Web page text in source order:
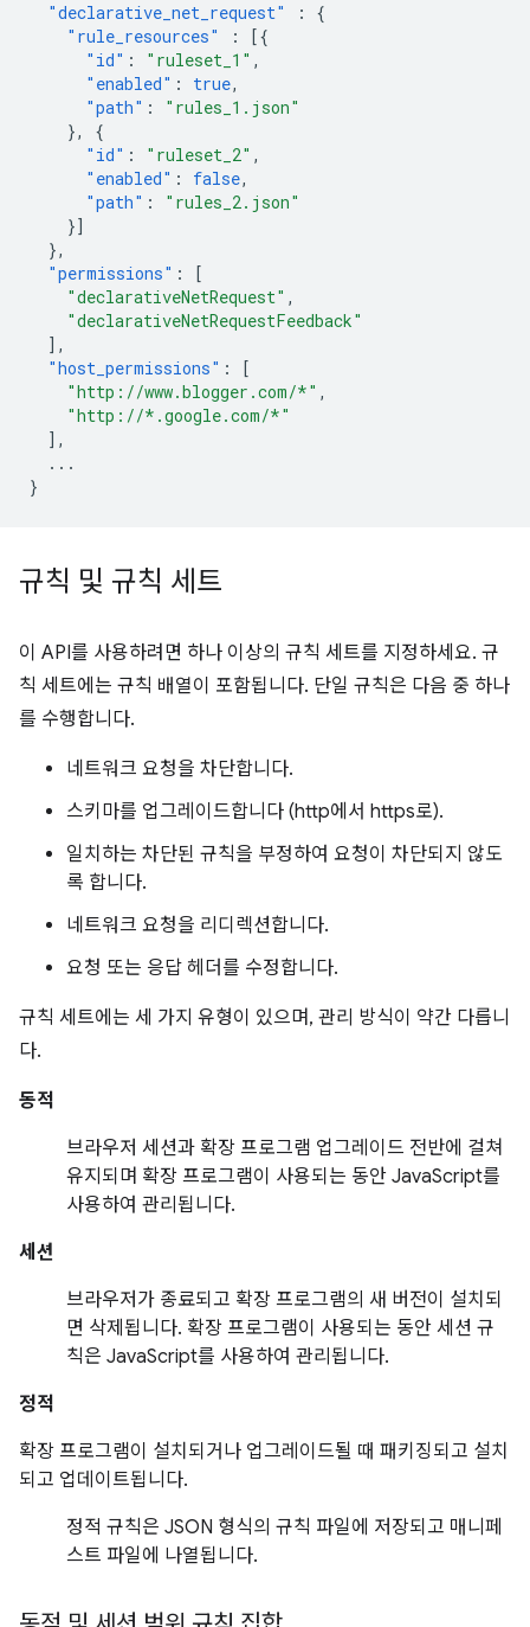
"declarative_net_request" :
{
"rule_resources"
:
[{
"id" : "ruleset_1" ,
"enabled" : true,
"path" :
"rules_1.json"
},
{
"id" : "ruleset_2" ,
"enabled" : false,
"path" :
"rules_2.json"
}]
},
"permissions" :
[
"declarativeNetRequest" ,
"declarativeNetRequestFeedback"
],
"host_permissions" :
[
"http://www.blogger.com/*" ,
"http://*.google.com/*"
],
...
}
규칙 및 규칙 세트
이 API를 사용하려면 하나 이상의 규칙 세트를 지정하세요. 규
칙 세트에는 규칙 배열이 포함됩니다. 단일 규칙은 다음 중 하나
를 수행합니다.
네트워크 요청을 차단합니다.
스키마를 업그레이드합니다 (http에서 https로).
일치하는 차단된 규칙을 부정하여 요청이 차단되지 않도
록 합니다.
네트워크 요청을 리디렉션합니다.
요청 또는 응답 헤더를 수정합니다.
규칙 세트에는 세 가지 유형이 있으며, 관리 방식이 약간 다릅니
다.
동적
브라우저 세션과 확장 프로그램 업그레이드 전반에 걸쳐
유지되며 확장 프로그램이 사용되는 동안 JavaScript를
사용하여 관리됩니다.
세션
브라우저가 종료되고 확장 프로그램의 새 버전이 설치되
면 삭제됩니다. 확장 프로그램이 사용되는 동안 세션 규
칙은 JavaScript를 사용하여 관리됩니다.
정적
확장 프로그램이 설치되거나 업그레이드될 때 패키징되고 설치
되고 업데이트됩니다.
정적 규칙은 JSON 형식의 규칙 파일에 저장되고 매니페
스트 파일에 나열됩니다.